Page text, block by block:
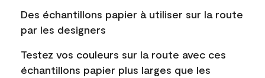
Des échantillons papier à utiliser sur la route
par les designers
Testez vos couleurs sur la route avec ces
échantillons papier plus larges que les